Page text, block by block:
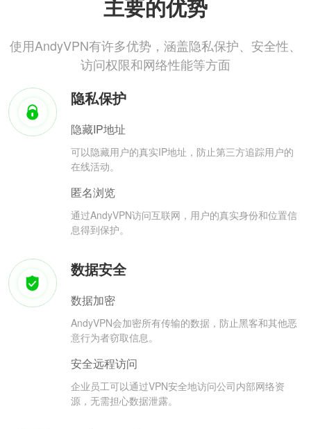
主要的优势
使用AndyVPN有许多优势，涵盖隐私保护、安全性、
访问权限和网络性能等方面
隐私保护
隐藏IP地址
可以隐藏用户的真实IP地址，防止第三方追踪用户的
在线活动。
匿名浏览
通过AndyVPN访问互联网，用户的真实身份和位置信
息得到保护。
数据安全
数据加密
AndyVPN会加密所有传输的数据，防止黑客和其他恶
意行为者窃取信息。
安全远程访问
企业员工可以通过VPN安全地访问公司内部网络资
源，无需担心数据泄露。